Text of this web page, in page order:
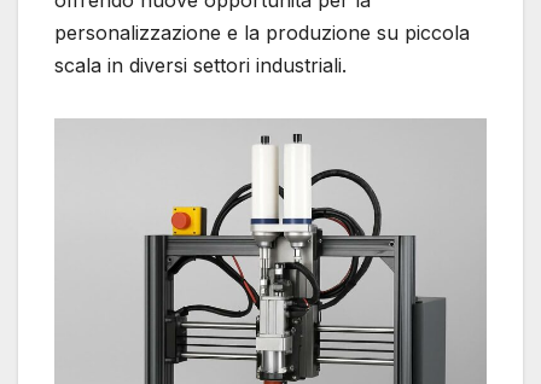
personalizzazione e la produzione su piccola
scala in diversi settori industriali.